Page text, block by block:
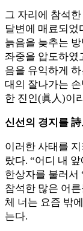
그 자리에 참석
달변에 매료되었
늙음을 늦추는
좌중을 압도하였
음을 유익하게
대의 잘나가는
한 진인(眞人)이
신선의 경지를
이러한 사태를
랐다. “어디 내
한상자를 불러서
참석한 많은 어
체 너는 요즘 밖
는다.